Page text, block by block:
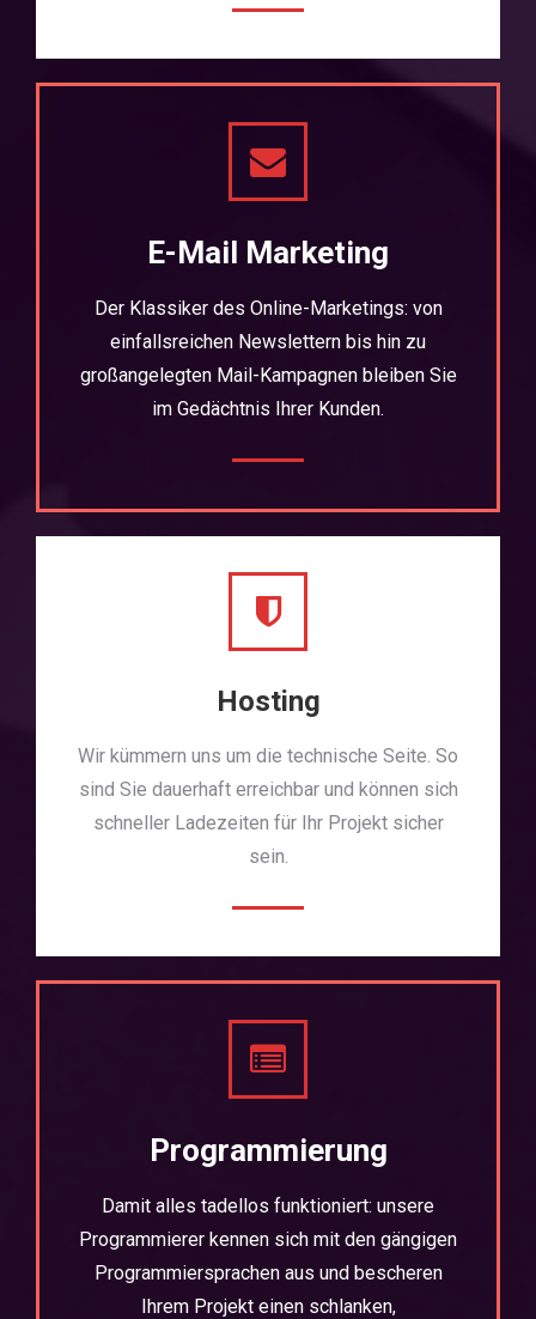
E-Mail Marketing
Der Klassiker des Online-Marketings: von
einfallsreichen Newslettern bis hin zu
großangelegten Mail-Kampagnen bleiben Sie
im Gedächtnis Ihrer Kunden.
Hosting
Wir kümmern uns um die technische Seite. So
sind Sie dauerhaft erreichbar und können sich
schneller Ladezeiten für Ihr Projekt sicher
sein.
Programmierung
Damit alles tadellos funktioniert: unsere
Programmierer kennen sich mit den gängigen
Programmiersprachen aus und bescheren
Ihrem Projekt einen schlanken,